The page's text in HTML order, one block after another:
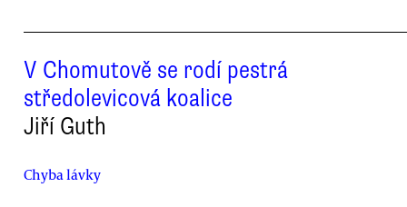
V Chomutově se rodí pestrá
středolevicová koalice
Jiří Guth
Chyba lávky